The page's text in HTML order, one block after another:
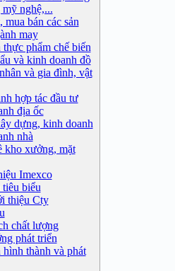
nghệ,...
mua bán các sản
may
thực phẩm chế biến
và kinh doanh đồ
và gia đình, vật
hợp tác đầu tư
địa ốc
dựng, kinh doanh
nhà
kho xưởng, mặt
Imexco
biểu
thiệu Cty
chất lượng
phát triển
thành và phát